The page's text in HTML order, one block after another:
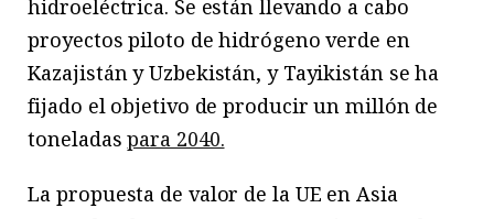
hidroeléctrica. Se están llevando a cabo
proyectos piloto de hidrógeno verde en
Kazajistán y Uzbekistán, y Tayikistán se ha
fijado el objetivo de producir un millón de
toneladaspara 2040.
La propuesta de valor de la UE en Asia